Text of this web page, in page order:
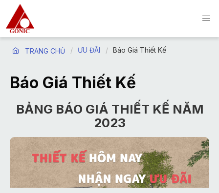
TRANG CHỦ ƯU ĐÃI Báo Giá Thiết Kế
Báo Giá Thiết Kế
BẢNG BÁO GIÁ THIẾT KẾ NĂM
2023